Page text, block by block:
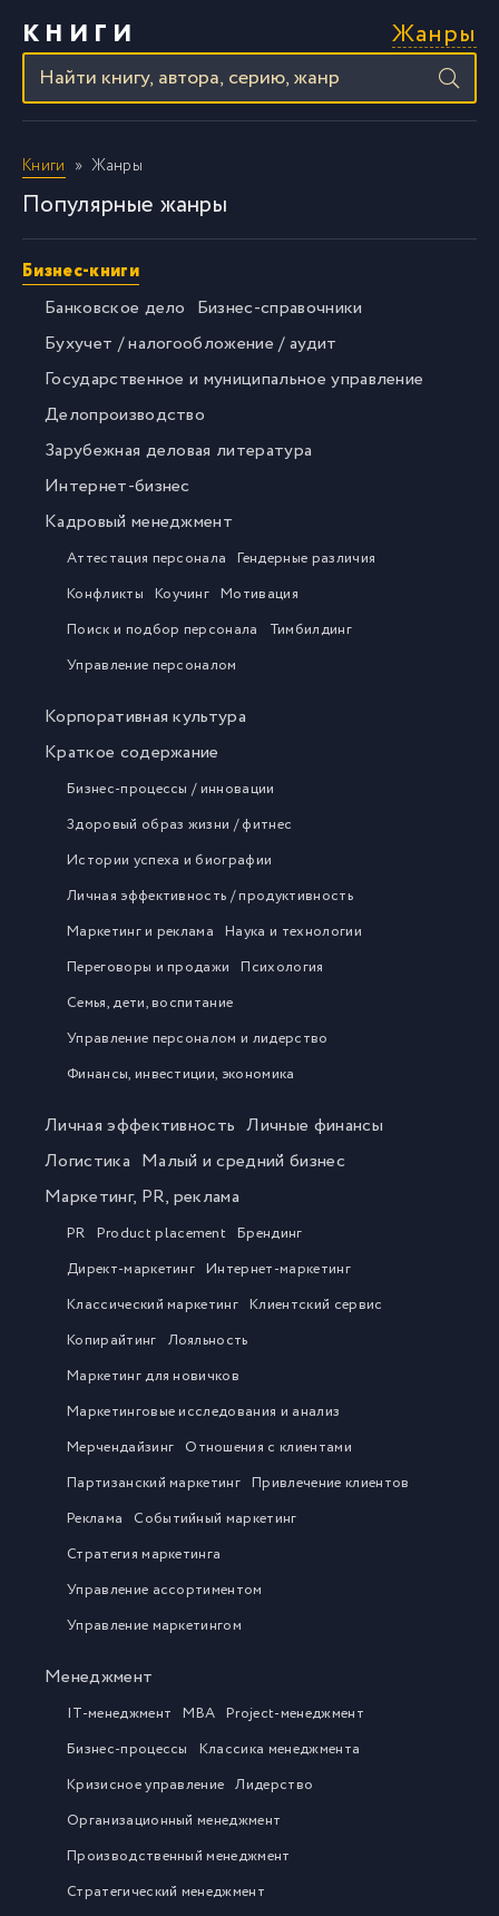
КНИГИ Жанры
Книги Жанры
Популярные жанры
Бизнес-книги
Банковское дело
Бизнес-справочники
Бухучет / налогообложение / аудит
Государственное и муниципальное управление
Делопроизводство
Зарубежная деловая литература
Интернет-бизнес
Кадровый менеджмент
Аттестация персонала
Гендерные различия
Конфликты
Коучинг
Мотивация
Поиск и подбор персонала
Тимбилдинг
Управление персоналом
Корпоративная культура
Краткое содержание
Бизнес-процессы / инновации
Здоровый образ жизни / фитнес
Истории успеха и биографии
Личная эффективность / продуктивность
Маркетинг и реклама
Наука и технологии
Переговоры и продажи
Психология
Семья, дети, воспитание
Управление персоналом и лидерство
Финансы, инвестиции, экономика
Личная эффективность
Личные финансы
Логистика
Малый и средний бизнес
Маркетинг, PR, реклама
PR Product placement
Брендинг
Директ-маркетинг
Интернет-маркетинг
Классический маркетинг
Клиентский сервис
Копирайтинг
Лояльность
Маркетинг для новичков
Маркетинговые исследования и анализ
Мерчендайзинг
Отношения с клиентами
Партизанский маркетинг
Привлечение клиентов
Реклама
Событийный маркетинг
Стратегия маркетинга
Управление ассортиментом
Управление маркетингом
Менеджмент
IT-менеджмент MBA
Project-менеджмент
Бизнес-процессы
Классика менеджмента
Кризисное управление
Лидерство
Организационный менеджмент
Производственный менеджмент
Стратегический менеджмент